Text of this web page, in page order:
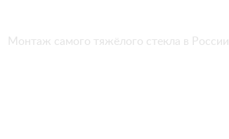
Монтаж самого тяжёлого стекла в России